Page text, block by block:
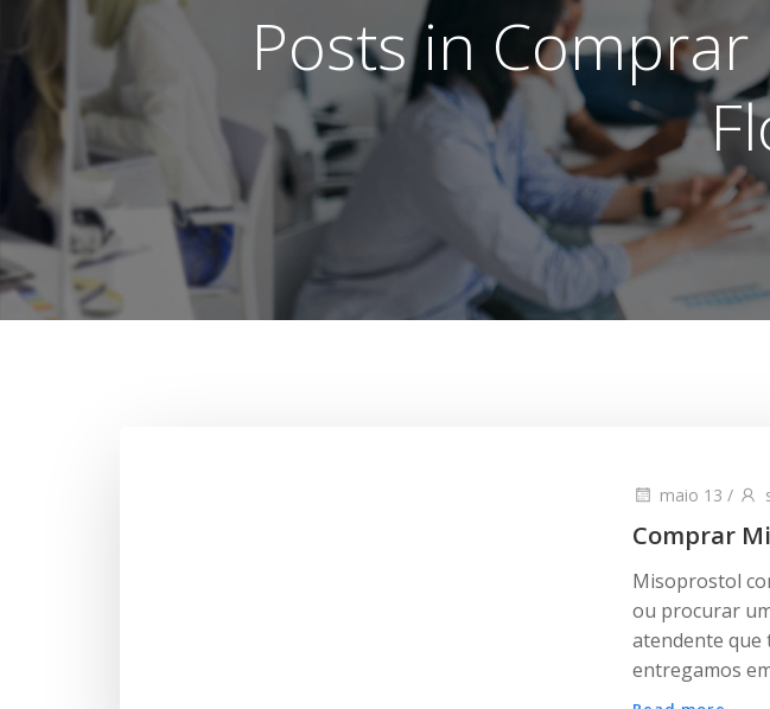
Posts in
maio 13 /
Comprar
Misoprostol
ou procurar
atendente que
entregamos